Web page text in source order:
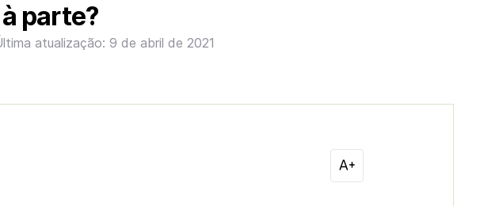
parte?
atualização: 9 de abril de 2021